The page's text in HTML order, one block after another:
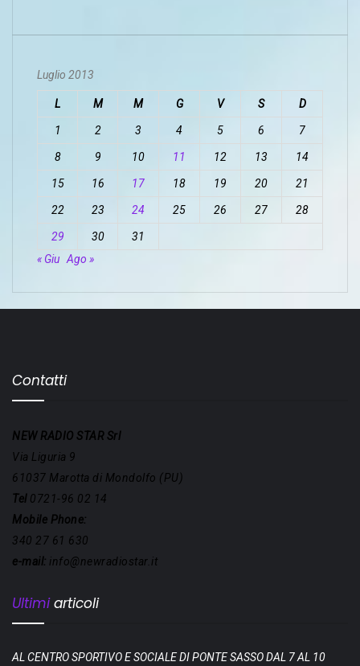
Luglio 2013
L M M G V S D
1 2 3 4 5 6 7
8 9 10 11 12 13 14
15 16 17 18 19 20 21
22 23 24 25 26 27 28
29 30
31
« Giu Ago »
Contatti
NEW RADIO STAR Srl
Via Liguria 9
61037 Marotta di Mondolfo (PU)
Tel0721-96 02 14
Mobile Phone:
340 27 61 630
e-mail: info@newradiostar.it
Ultimiarticoli
AL CENTRO SPORTIVO E SOCIALE DI PONTE SASSO DAL 7 AL 10